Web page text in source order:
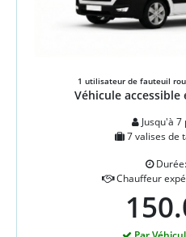
1 utilisateur de fauteuil
Véhicule
Jusqu'à 7
7 valises de
Chauffeur